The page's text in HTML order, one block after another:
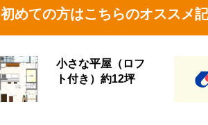
初めての方はこちらのオススメ
小さな平屋（ロフ
ト付き）約12坪